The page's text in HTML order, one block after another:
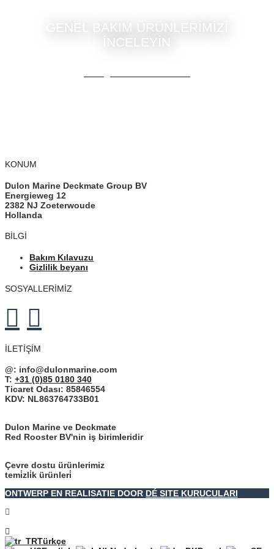
GENEL BAKIM ÜRÜNLERİMİZİ
İNCELEYİN
KONUM
Dulon Marine Deckmate Group BV
Energieweg 12
2382 NJ Zoeterwoude
Hollanda
BILGI
Bakım Kılavuzu
Gizlilik beyanı
SOSYALLERİMİZ
İLETIŞIM
@: info@dulonmarine.com
T: +31 (0)85 0180 340
Ticaret Odası: 85846554
KDV: NL863764733B01
Dulon Marine ve Deckmate
Red Rooster BV'nin iş birimleridir
Çevre dostu ürünlerimiz
temi̇zli̇k ürünleri̇
ONTWERP EN REALISATIE DOOR DÉ SITE KURUCULARI
Türkçe